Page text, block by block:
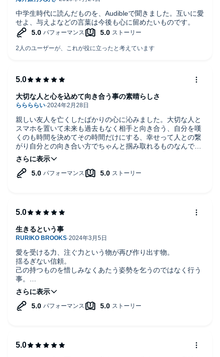
以上を上梓している。
■［オリジナル版 装幀］坂川栄治＋鳴田小夜子（坂川事務所）
■［装画］秋山花
©Tuesdays with Morrie by Mitch Albom Copyright © ASOP, Inc.
1997, 2017 Japanese translation rights arranged with ASOP, Inc.
Copyright © 1998,2018 Sadanori Bekku (P)2019 NHK
Publishing,Inc.
中学生時代に読んだものを、Audibleで聞きました。互いに愛
せよ、与えよなどの言葉は今後も心に留めたいものです。
親しい友人を亡くしたばかりの心に沁みました。大切な人と
スマホを置いて未来も過去もなく相手と向き合う、自分を嘆
くのも時間を決めてその時間だけにする、幸せって人との繋
がり自分との向き合い方でちゃんと掴み取れるものなんです
よね。。
大切な人と心を込めて向き合う事の素晴らしさ
愛を受ける力、注ぐ力という物が再び作り出す物。
揺るぎない信頼。
己の持つものを惜しみなくあたう姿勢を乞うのではなく行う
事。
化石のように別の地層に眠っていた物、素直な自分へ届い
た。
真摯に自分を全うすることはとても難しいけれど、枯渇した
モリー先生に会えて嬉しかった。
生きるという事